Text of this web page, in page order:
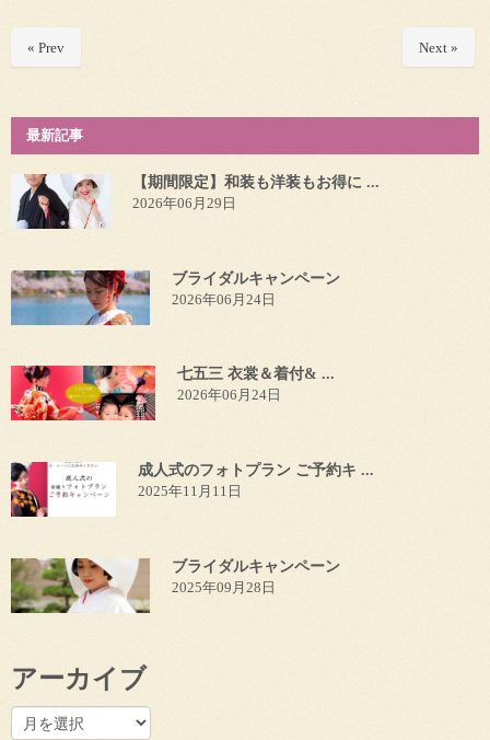
« Prev Next »
最新記事
【期間限定】和装も洋装もお得に ...
2026年06月29日
ブライダルキャンペーン
2026年06月24日
七五三 衣裳＆着付& ...
2026年06月24日
成人式のフォトプラン ご予約キ ...
2025年11月11日
ブライダルキャンペーン
2025年09月28日
アーカイブ